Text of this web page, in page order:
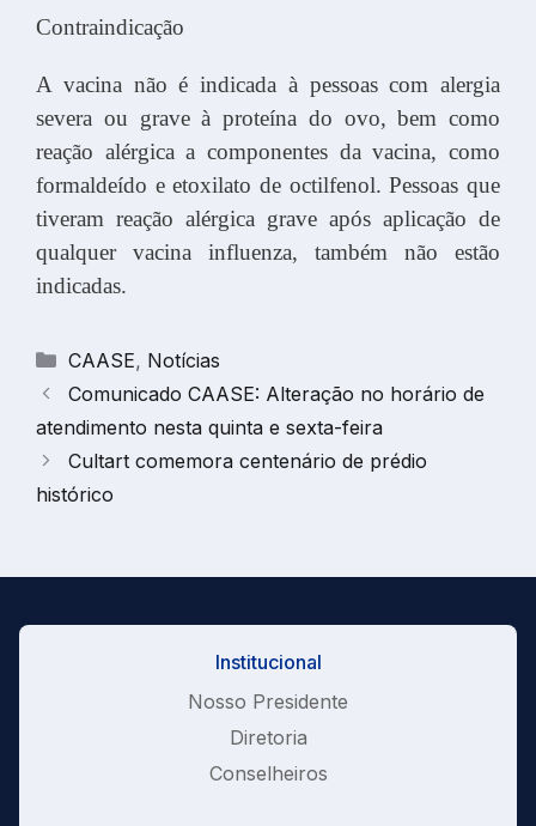
Contraindicação
A vacina não é indicada à pessoas com alergia
severa ou grave à proteína do ovo, bem como
reação alérgica a componentes da vacina, como
formaldeído e etoxilato de octilfenol. Pessoas que
tiveram reação alérgica grave após aplicação de
qualquer vacina influenza, também não estão
indicadas.
Categorias
CAASE, Notícias
Comunicado CAASE: Alteração no horário de
atendimento nesta quinta e sexta-feira
Cultart comemora centenário de prédio
histórico
Institucional
Nosso Presidente
Diretoria
Conselheiros